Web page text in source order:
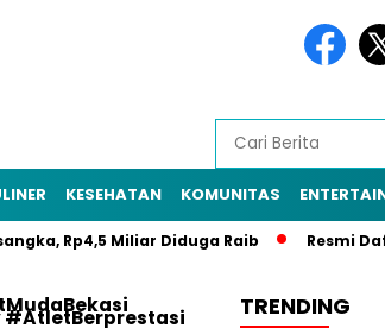
KESEHATAN KOMUNITAS
Rp4,5 Miliar Diduga Raib Resmi
#AtletBerprestasi TRENDING